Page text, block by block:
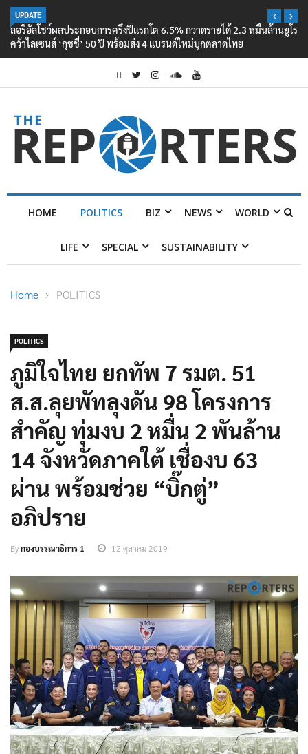
UPDATE
ลอรีอัลโชว์ผลประกอบการครึ่งปีแรกโต 6.5% กวาดรายได้ 2.3 หมื่นล้านยูโร
คว้าไลเซนส์ ‘กุชชี่’ 50 ปี พร้อมส่ง 4 แบรนด์ใหม่บุกตลาดไทย
HOME POLITICS BIZ NEWS WORLD
LIFE SPECIAL SUSTAINABILITY
Home POLITICS
POLITICS
ภูมิใจไทย ยกทัพ 7 รมต. 51
ส.ส.ลุยพัทลุงดัน 98 โครงการ
สำคัญ ทุ่มงบ 2 หมื่น 2 พันล้าน
14 จังหวัดภาคใต้ เชื่องบ 63
ผ่าน พร้อมช่วย “บิ๊กตู่”
อภิปราย
Byกองบรรณาธิการ 1 12 ตุลาคม 2019